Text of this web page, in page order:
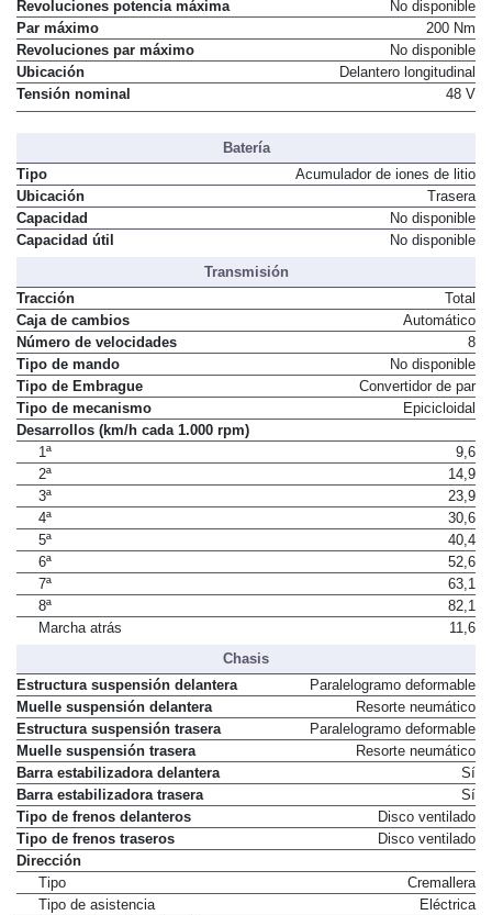
Revoluciones potencia máxima
No disponible
Par máximo
200 Nm
Revoluciones par máximo
No disponible
Ubicación
Delantero longitudinal
Tensión nominal
48 V
Batería
Tipo
Acumulador de iones de litio
Ubicación
Trasera
Capacidad
No disponible
Capacidad útil
No disponible
Transmisión
Tracción
Total
Caja de cambios
Automático
Número de velocidades
8
Tipo de mando
No disponible
Tipo de Embrague
Convertidor de par
Tipo de mecanismo
Epicicloidal
Desarrollos (km/h cada 1.000 rpm)
1ª
9,6
2ª
14,9
3ª
23,9
4ª
30,6
5ª
40,4
6ª
52,6
7ª
63,1
8ª
82,1
Marcha atrás
11,6
Chasis
Estructura suspensión delantera
Paralelogramo deformable
Muelle suspensión delantera
Resorte neumático
Estructura suspensión trasera
Paralelogramo deformable
Muelle suspensión trasera
Resorte neumático
Barra estabilizadora delantera
Sí
Barra estabilizadora trasera
Sí
Tipo de frenos delanteros
Disco ventilado
Tipo de frenos traseros
Disco ventilado
Dirección
Tipo
Cremallera
Tipo de asistencia
Eléctrica